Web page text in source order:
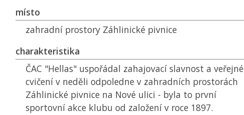
místo
zahradní prostory Záhlinické pivnice
charakteristika
ČAC "Hellas" uspořádal zahajovací slavnost a veřejné
cvičení v neděli odpoledne v zahradních prostorách
Záhlinické pivnice na Nové ulici - byla to první
sportovní akce klubu od založení v roce 1897.